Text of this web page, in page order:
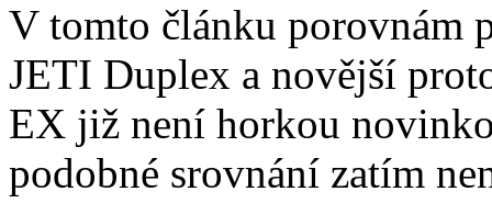
V tomto článku porovnám
JETI Duplex a novější
EX již není horkou
podobné srovnání zatím